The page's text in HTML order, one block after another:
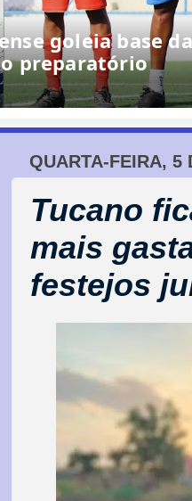
goleia base
preparatório
QUARTA-FEIRA, 5
Tucano
mais
festejos